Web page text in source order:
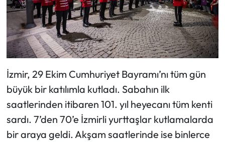
İzmir, 29 Ekim Cumhuriyet Bayramı’nı tüm gün
büyük bir katılımla kutladı. Sabahın ilk
saatlerinden itibaren 101. yıl heyecanı tüm kenti
sardı. 7’den 70’e İzmirli yurttaşlar kutlamalarda
bir araya geldi. Akşam saatlerinde ise binlerce